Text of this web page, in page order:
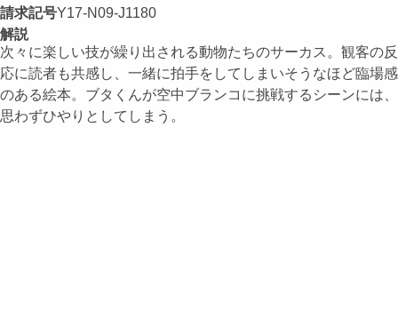
請求記号Y17-N09-J1180
解説
次々に楽しい技が繰り出される動物たちのサーカス。観客の反
応に読者も共感し、一緒に拍手をしてしまいそうなほど臨場感
のある絵本。ブタくんが空中ブランコに挑戦するシーンには、
思わずひやりとしてしまう。